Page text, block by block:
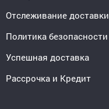
Отслеживание доставки
Политика безопасности
Успешная доставка
Рассрочка и Кредит